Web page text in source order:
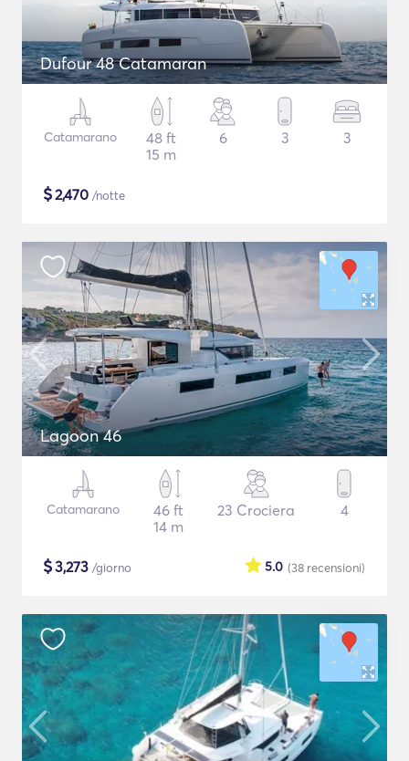
Dufour 48 Catamaran
Catamarano
48 ft
15 m
6 3 3
$2,470 /notte
Lagoon 46
Catamarano
46 ft
14 m
23 Crociera 4
$3,273 /giorno (38 recensioni)
5.0